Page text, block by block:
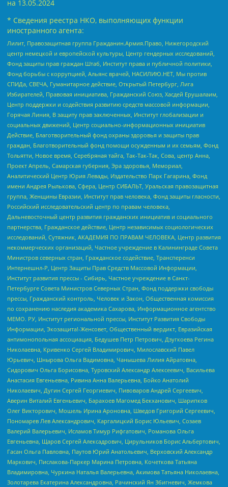
на 13.05.2024
* Сведения реестра НКО, выполняющих функции
иностранного агента:
Лилит, Правозащитная группа Гражданин.Армия.Право, Нижегородский
центр немецкой и европейской культуры, Центр гендерных исследований,
Фонд защиты прав граждан Штаб, Институт права и публичной политики,
Фонд борьбы с коррупцией, Альянс врачей, НАСИЛИЮ.НЕТ, Мы против
СПИДа, СВЕЧА, Гуманитарное действие, Открытый Петербург, Лига
Избирателей, Правовая инициатива, Гражданский Союз, Хасдей Ерушалаим,
Центр поддержки и содействия развитию средств массовой информации,
Горячая Линия, В защиту прав заключенных, Институт глобализации и
социальных движений, Центр социально-информационных инициатив
Действие, Благотворительный фонд охраны здоровья и защиты прав
граждан, Благотворительный фонд помощи осужденным и их семьям, Фонд
Тольятти, Новое время, Серебряная тайга, Так-Так-Так, Сова, центр Анна,
Проект Апрель, Самарская губерния, Эра здоровья, Мемориал,
Аналитический Центр Юрия Левады, Издательство Парк Гагарина, Фонд
имени Андрея Рылькова, Сфера, Центр СИБАЛЬТ, Уральская правозащитная
группа, Женщины Евразии, Институт прав человека, Фонд защиты гласности,
Российский исследовательский центр по правам человека,
Дальневосточный центр развития гражданских инициатив и социального
партнерства, Гражданское действие, Центр независимых социологических
исследований, Сутяжник, АКАДЕМИЯ ПО ПРАВАМ ЧЕЛОВЕКА, Центр развития
некоммерческих организаций, Частное учреждение в Калининграде Совета
Министров северных стран, Гражданское содействие, Трансперенси
Интернешнл-Р, Центр Защиты Прав Средств Массовой Информации,
Институт развития прессы - Сибирь, Частное учреждение в Санкт-
Петербурге Совета Министров Северных Стран, Фонд поддержки свободы
прессы, Гражданский контроль, Человек и Закон, Общественная комиссия
по сохранению наследия академика Сахарова, Информационное агентство
МЕМО. РУ, Институт региональной прессы, Институт Развития Свободы
Информации, Экозащита!-Женсовет, Общественный вердикт, Евразийская
антимонопольная ассоциация, Бедушев Петр Петрович, Дзугкоева Регина
Николаевна, Кривенко Сергей Владимирович, Милославский Павел
Юрьевич, Шнырова Ольга Вадимовна, Чанышева Лилия Айратовна,
Сидорович Ольга Борисовна, Туровский Александр Алексеевич, Васильева
Анастасия Евгеньевна, Ривина Анна Валерьевна, Бойко Анатолий
Николаевич, Дугин Сергей Георгиевич, Пивоваров Андрей Сергеевич,
Аверин Виталий Евгеньевич, Барахоев Магомед Бекханович, Шарипков
Олег Викторович, Мошель Ирина Ароновна, Шведов Григорий Сергеевич,
Пономарев Лев Александрович, Каргалицкий Борис Юльевич, Созаев
Валерий Валерьевич, Исламов Тимур Рифгатович, Романова Ольга
Евгеньевна, Щаров Сергей Алексадрович, Цирульников Борис Альбертович,
Гасан Ольга Павловна, Паутов Юрий Анатольевич, Верховский Александр
Маркович, Пислакова-Паркер Марина Петровна, Кочеткова Татьяна
Владимировна, Чуркина Наталья Валерьевна, Акимова Татьяна Николаевна,
Золотарева Екатерина Александровна, Рачинский Ян Збигневич, Жемкова